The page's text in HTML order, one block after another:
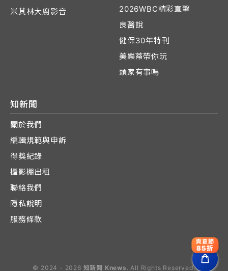
米其林大廚影音
2026WBC精彩直擊
良醫說
健保30年特刊
美樂蒂帶你玩
頭家有事嗎
知新聞
關於我們
編輯規範與申訴
得獎紀錄
攝影棚出租
聯絡我們
隱私說明
服務條款
© 2024 - 2026 知新聞 Knews . All Rights Reserved.
爽夏節
85折